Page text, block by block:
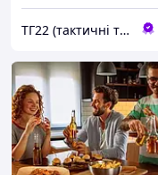
ТГ22 (тактичні товари)